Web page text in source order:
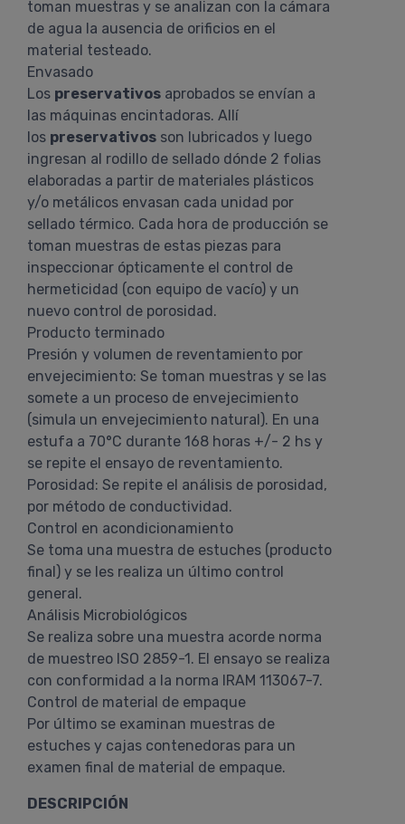
toman muestras y se analizan con la cámara
de agua la ausencia de orificios en el
material testeado.
Envasado
Los preservativos aprobados se envían a
las máquinas encintadoras. Allí
los preservativos son lubricados y luego
ingresan al rodillo de sellado dónde 2 folias
elaboradas a partir de materiales plásticos
y/o metálicos envasan cada unidad por
sellado térmico. Cada hora de producción se
toman muestras de estas piezas para
inspeccionar ópticamente el control de
hermeticidad (con equipo de vacío) y un
nuevo control de porosidad.
Producto terminado
Presión y volumen de reventamiento por
envejecimiento: Se toman muestras y se las
somete a un proceso de envejecimiento
(simula un envejecimiento natural). En una
estufa a 70°C durante 168 horas +/- 2 hs y
se repite el ensayo de reventamiento.
Porosidad: Se repite el análisis de porosidad,
por método de conductividad.
Control en acondicionamiento
Se toma una muestra de estuches (producto
final) y se les realiza un último control
general.
Análisis Microbiológicos
Se realiza sobre una muestra acorde norma
de muestreo ISO 2859-1. El ensayo se realiza
con conformidad a la norma IRAM 113067-7.
Control de material de empaque
Por último se examinan muestras de
estuches y cajas contenedoras para un
examen final de material de empaque.
DESCRIPCIÓN